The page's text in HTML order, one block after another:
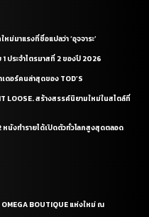
ม่มาแรงที่ชื่อแปลว่า ‘อุจจาระ’
ประจำไตรมาสที่ 2 ของปี 2026
ดอร์คนล่าสุดของ TOD’S
LOOSE. สร้างสรรค์นิยามใหม่ในสไตล์ที่
หนังทำรายได้เปิดตัวทั่วโลกสูงสุดตลอด
BOUTIQUE แห่งใหม่ ณ